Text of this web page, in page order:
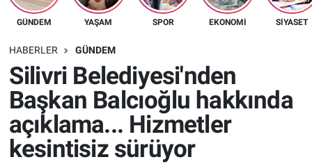
GÜNDEM YAŞAM SPOR EKONOMI SIYASET
HABERLER GÜNDEM
Silivri Belediyesi'nden
Başkan Balcıoğlu hakkında
açıklama... Hizmetler
kesintisiz sürüyor
Spor
Tüm Haberler
İletişim
Namaz Vakitleri
Süper Lig Puan Durumu ve Fikstür
Tüm Manşetler